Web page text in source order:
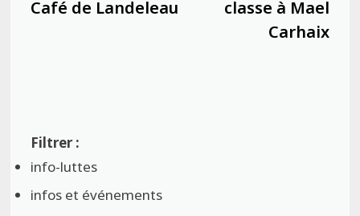
Café de Landeleau
classe à Mael
Carhaix
info-luttes
infos et événements